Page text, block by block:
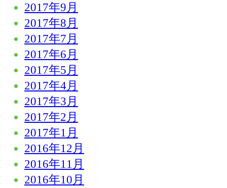
2017年9月
2017年8月
2017年7月
2017年6月
2017年5月
2017年4月
2017年3月
2017年2月
2017年1月
2016年12月
2016年11月
2016年10月